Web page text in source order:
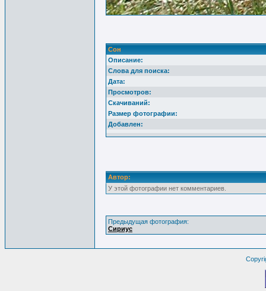
Сон
Описание:
Слова для поиска:
Дата:
Просмотров:
Скачиваний:
Размер фотографии:
Добавлен:
Автор:
У этой фотографии нет комментариев.
Предыдущая фотография:
Сириус